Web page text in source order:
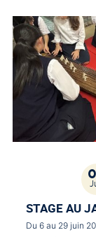
STAGE AU
Du 6 au 29 juin